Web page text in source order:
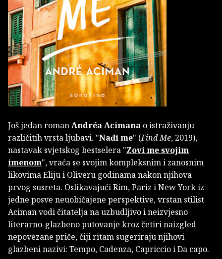
Još jedan romanAndréa Acimana o istraživanju
različitih vrsta ljubavi. "Nađi me" (Find Me, 2019),
nastavak svjetskog bestselera "Zovi me svojim
imenom", vraća se svojim kompleksnim i zanosnim
likovima Eliju i Oliveru godinama nakon njihova
prvog susreta. Oslikavajući Rim, Pariz i New York iz
jedne posve neuobičajene perspektive, vrstan stilist
Aciman vodi čitatelja na uzbudljivo i neizvjesno
literarno-glazbeno putovanje kroz četiri naizgled
nepovezane priče, čiji ritam sugeriraju njihovi
glazbeni nazivi: Tempo, Cadenza, Capriccio i Da capo.